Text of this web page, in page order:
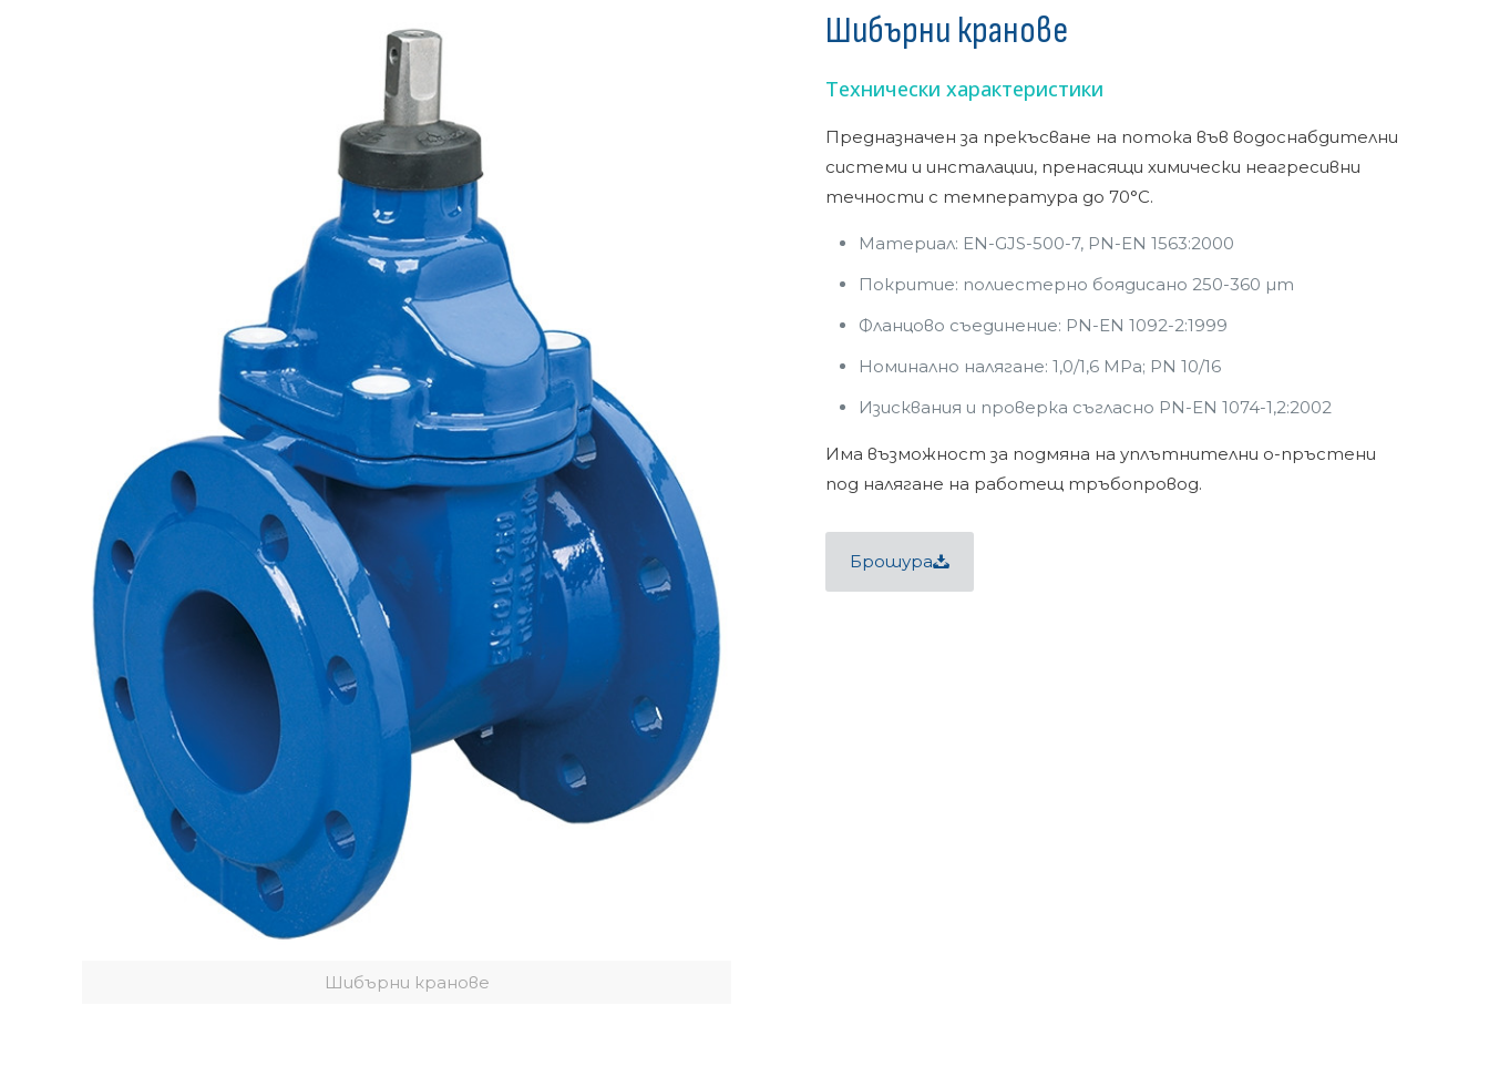
Шибърни кранове
Шибърни кранове
Технически характеристики
Предназначен за прекъсване на потока във водоснабдителни
системи и инсталации, пренасящи химически неагресивни
течности с температура до 70°C.
Материал: EN-GJS-500-7, PN-EN 1563:2000
Покритие: полиестерно боядисано 250-360 µm
Фланцово съединение: PN-EN 1092-2:1999
Номинално налягане: 1,0/1,6 MPa; PN 10/16
Изисквания и проверка съгласно PN-EN 1074-1,2:2002
Има възможност за подмяна на уплътнителни о-пръстени
под налягане на работещ тръбопровод.
Брошура